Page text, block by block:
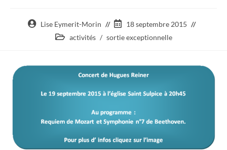
Auteur/autrice
Lise Eymerit-Morin
Post
published:
18 septembre 2015
Post activités / sortie exceptionnelle